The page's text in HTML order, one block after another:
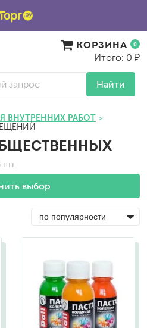
Найти
КОРЗИНА 0
Итого: 0 ₽
ВНУТРЕННИХ РАБОТ
шт.
выбор